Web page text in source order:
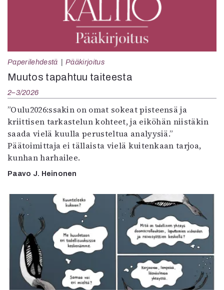
Paperilehdestä Pääkirjoitus
Muutos tapahtuu taiteesta
2–3/2026
”Oulu2026:ssakin on omat sokeat pisteensä ja
kriittisen tarkastelun kohteet, ja eiköhän niistäkin
saada vielä kuulla perusteltua analyysiä.”
Päätoimittaja ei tällaista vielä kuitenkaan tarjoa,
kunhan harhailee.
Paavo J. Heinonen